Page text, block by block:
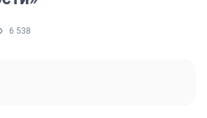
6 538